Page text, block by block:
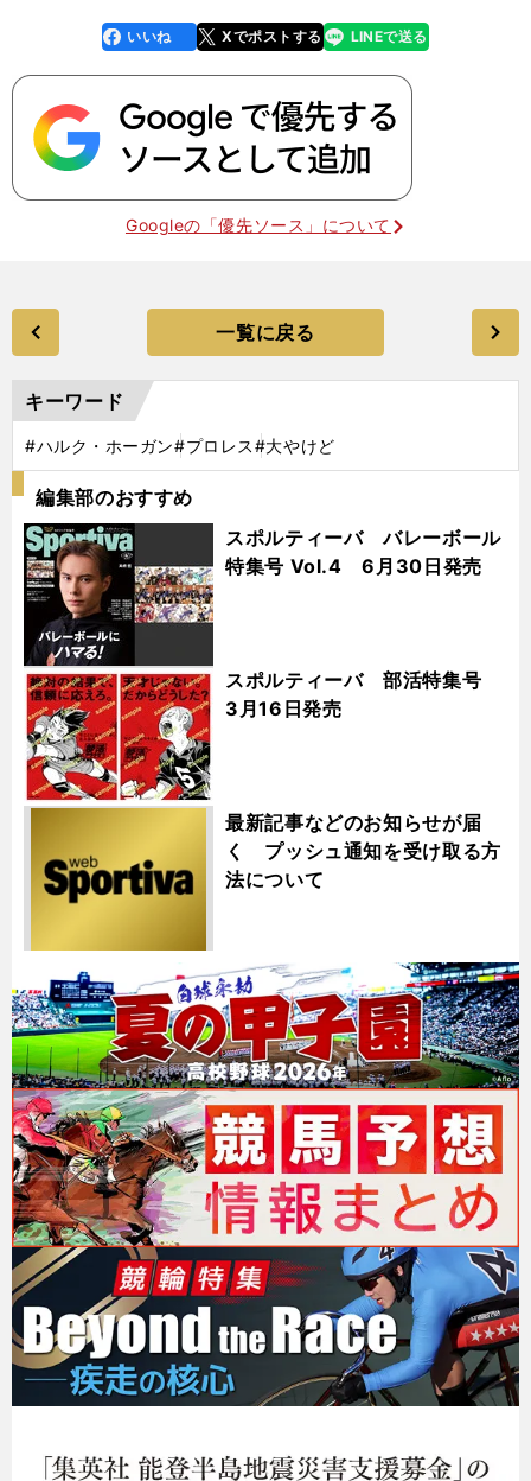
faceboo
k
いいね Xでポストする
line LINEで送る
Googleの「優先ソース」について
一覧に戻る
キーワード
#ハルク・ホーガン#プロレス#大やけど
編集部のおすすめ
スポルティーバ バレーボール
特集号 Vol.4 6月30日発売
スポルティーバ 部活特集号
3月16日発売
最新記事などのお知らせが届
く プッシュ通知を受け取る方
法について